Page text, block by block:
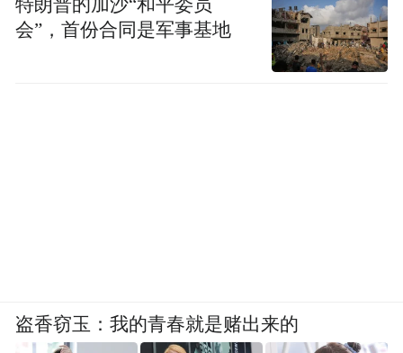
特朗普的加沙“和平委员
会”，首份合同是军事基地
盗香窃玉：我的青春就是赌出来的